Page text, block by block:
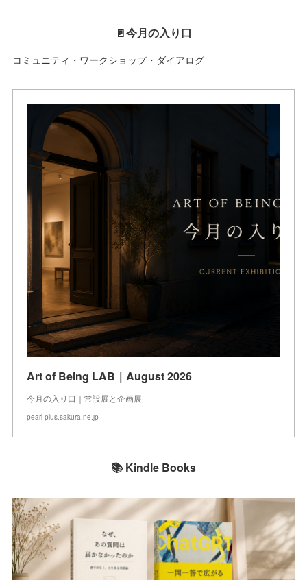
🚪今月の入り口
コミュニティ・ワークショップ・ダイアログ
Art of Being LAB｜August 2026
今月の入り口｜常設展と企画展
pearl-plus.sakura.ne.jp
📚 Kindle Books